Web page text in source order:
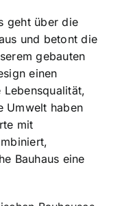
geht über die
und betont die
gebauten
einen
Umwelt haben
mit
Bauhaus eine